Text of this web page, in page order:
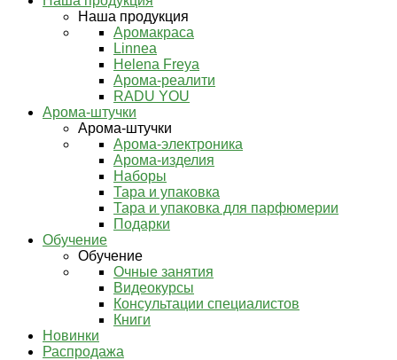
Наша продукция
Аромакраса
Linnea
Helena Freya
Арома-реалити
RADU YOU
Арома-штучки
Арома-штучки
Арома-электроника
Арома-изделия
Наборы
Тара и упаковка
Тара и упаковка для парфюмерии
Подарки
Обучение
Обучение
Очные занятия
Видеокурсы
Консультации специалистов
Книги
Новинки
Распродажа